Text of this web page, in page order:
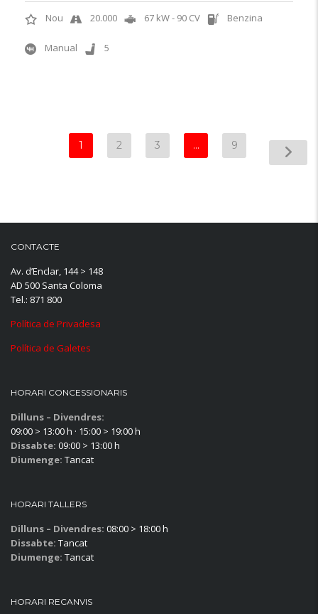
Nou 20.000 67 kW - 90 CV Benzina
Manual 5
1 2 3 … 9
CONTACTE
Av. d’Enclar, 144 > 148
AD 500 Santa Coloma
Tel.: 871 800
Política de Privadesa
Política de Galetes
HORARI CONCESSIONARIS
Dilluns – Divendres:
09:00 > 13:00 h · 15:00 > 19:00 h
Dissabte: 09:00 > 13:00 h
Diumenge: Tancat
HORARI TALLERS
Dilluns – Divendres: 08:00 > 18:00 h
Dissabte: Tancat
Diumenge: Tancat
HORARI RECANVIS